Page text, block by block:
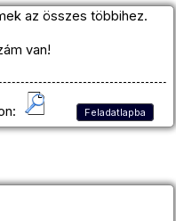
az összes többihez.
van!
Feladatlapba